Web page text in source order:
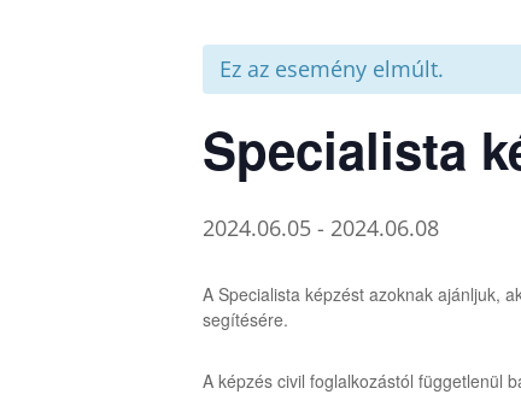
Ez az esemény elmúlt.
Specialista
2024.06.05 - 2024.06.08
A Specialista képzést azoknak ajánljuk,
segítésére.
A képzés civil foglalkozástól függetlenül